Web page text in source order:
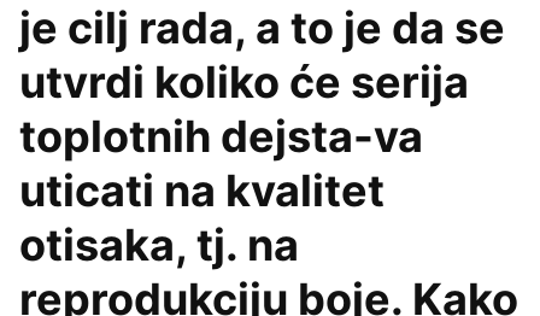
je cilj rada, a to je da se
utvrdi koliko će serija
toplotnih dejsta-va
uticati na kvalitet
otisaka, tj. na
reprodukciju boje. Kako